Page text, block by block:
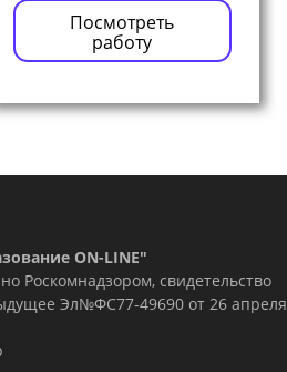
Посмотреть
работу
ON-LINE"
Роскомнадзором, свидетельство
Эл№ФC77-49690 от 26 апреля